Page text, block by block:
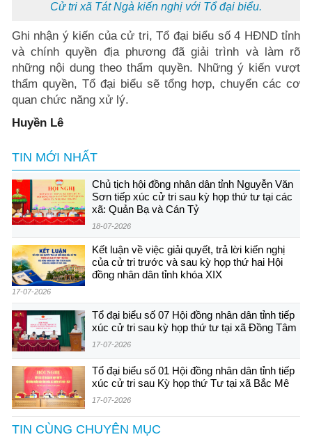
Cử tri xã Tát Ngà kiến nghị với Tổ đại biểu.
Ghi nhận ý kiến của cử tri, Tổ đại biểu số 4 HĐND tỉnh
và chính quyền địa phương đã giải trình và làm rõ
những nội dung theo thẩm quyền. Những ý kiến vượt
thẩm quyền, Tổ đại biểu sẽ tổng hợp, chuyển các cơ
quan chức năng xử lý.
Huyền Lê
TIN MỚI NHẤT
Chủ tịch hội đồng nhân dân tỉnh Nguyễn Văn
Sơn tiếp xúc cử tri sau kỳ họp thứ tư tại các
xã: Quản Bạ và Cán Tỷ
18-07-2026
Kết luận về việc giải quyết, trả lời kiến nghị
của cử tri trước và sau kỳ họp thứ hai Hội
đồng nhân dân tỉnh khóa XIX
17-07-2026
Tổ đại biểu số 07 Hội đồng nhân dân tỉnh tiếp
xúc cử tri sau kỳ họp thứ tư tại xã Đồng Tâm
17-07-2026
Tổ đại biểu số 01 Hội đồng nhân dân tỉnh tiếp
xúc cử tri sau Kỳ họp thứ Tư tại xã Bắc Mê
17-07-2026
TIN CÙNG CHUYÊN MỤC